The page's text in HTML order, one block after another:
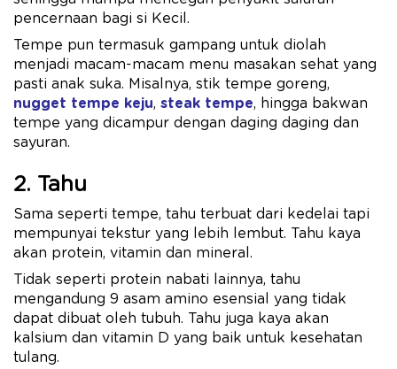
pencernaan bagi si Kecil.
Tempe pun termasuk gampang untuk diolah
menjadi macam-macam menu masakan sehat yang
pasti anak suka. Misalnya, stik tempe goreng,
nugget tempe keju, steak tempe, hingga bakwan
tempe yang dicampur dengan daging daging dan
sayuran.
2. Tahu
Sama seperti tempe, tahu terbuat dari kedelai tapi
mempunyai tekstur yang lebih lembut. Tahu kaya
akan protein, vitamin dan mineral.
Tidak seperti protein nabati lainnya, tahu
mengandung 9 asam amino esensial yang tidak
dapat dibuat oleh tubuh. Tahu juga kaya akan
kalsium dan vitamin D yang baik untuk kesehatan
tulang.